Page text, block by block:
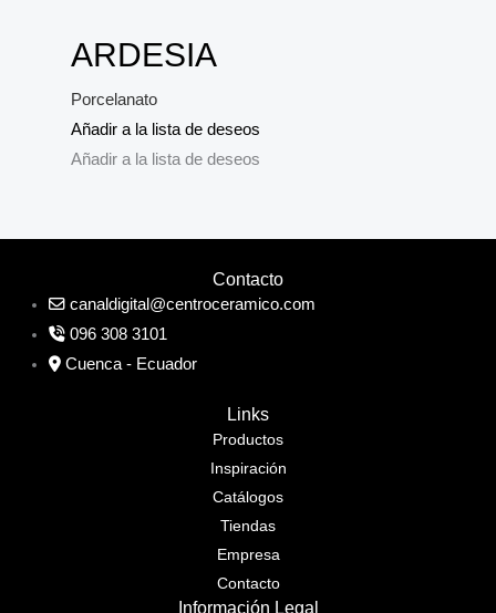
ARDESIA
Porcelanato
Añadir a la lista de deseos
Añadir a la lista de deseos
Contacto
canaldigital@centroceramico.com
096 308 3101
Cuenca - Ecuador
Links
Productos
Inspiración
Catálogos
Tiendas
Empresa
Contacto
Información Legal